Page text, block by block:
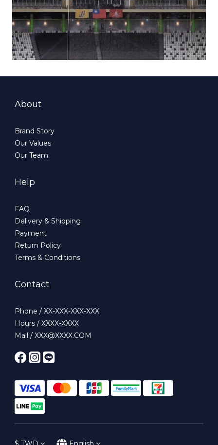
About
Brand Story
Our Values
Our Team
Help
FAQ
Delivery & Shipping
Payment
Return Policy
Terms & Conditions
Contact
Phone / XX-XXX-XXX-XXX
Hours / XXXX-XXXX
Mail / XXX@XXXX.COM